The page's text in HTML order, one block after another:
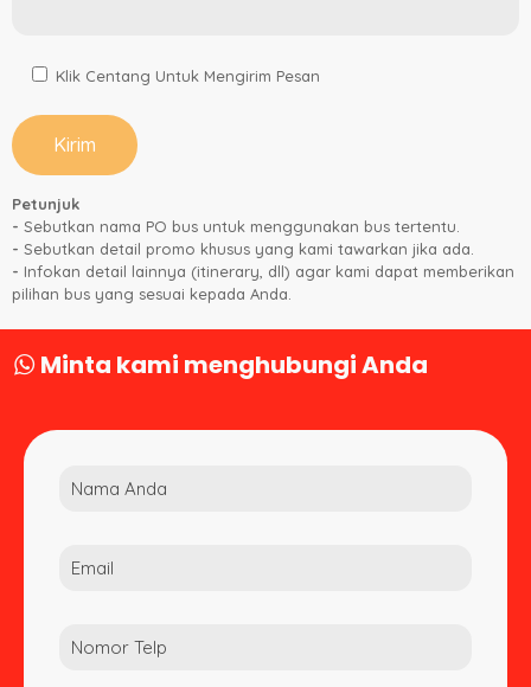
Klik Centang Untuk Mengirim Pesan
Petunjuk
- Sebutkan nama PO bus untuk menggunakan bus tertentu.
- Sebutkan detail promo khusus yang kami tawarkan jika ada.
- Infokan detail lainnya (itinerary, dll) agar kami dapat memberikan
pilihan bus yang sesuai kepada Anda.
Minta kami menghubungi Anda